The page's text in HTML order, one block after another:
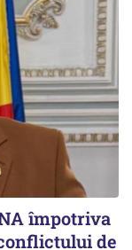
împotriva
de